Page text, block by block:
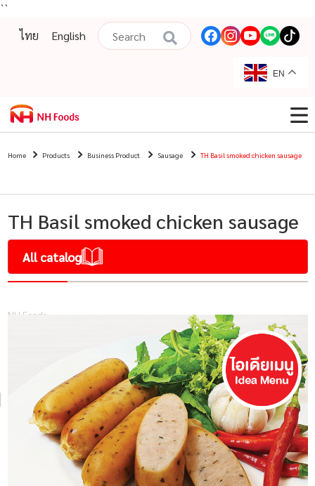
``
ไทย
English
EN
Home Products Business Product Sausage TH Basil smoked chicken sausage
TH Basil smoked chicken sausage
All catalog
NH Foods